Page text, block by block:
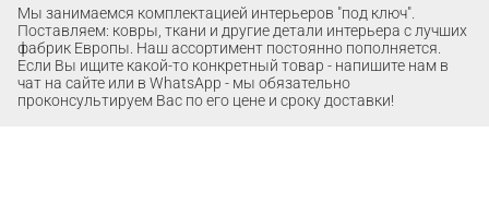
Мы занимаемся комплектацией интерьеров "под ключ".
Поставляем: ковры, ткани и другие детали интерьера с лучших
фабрик Европы. Наш ассортимент постоянно пополняется.
Если Вы ищите какой-то конкретный товар - напишите нам в
чат на сайте или в WhatsApp - мы обязательно
проконсультируем Вас по его цене и сроку доставки!